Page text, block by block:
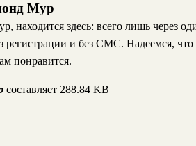
Мур
находится здесь: всего лишь через
регистрации и без СМС. Надеемся, что
понравится.
составляет 288.84 KB